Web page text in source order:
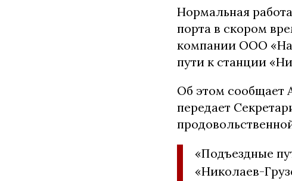
Нормальная
порта в скором
компании ООО
пути к станции
Об этом сообщает
передает
«Подъездные
«Николаев-